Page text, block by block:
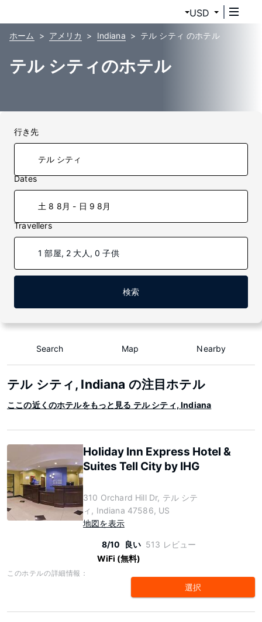
USD
ホーム アメリカ Indiana テル シティ のホテル
テル シティのホテル
行き先
Dates
土 8 8月 - 日 9 8月
Travellers
1 部屋, 2 大人, 0 子供
検索
Search Map Nearby
テル シティ, Indiana の注目ホテル
ここの近くのホテルをもっと見る テル シティ, Indiana
Holiday Inn Express Hotel &
Suites Tell City by IHG
310 Orchard Hill Dr, テル シテ
ィ, Indiana 47586, US
地図を表示
8/10 良い 513 レビュー
WiFi (無料)
このホテルの詳細情報：
選択